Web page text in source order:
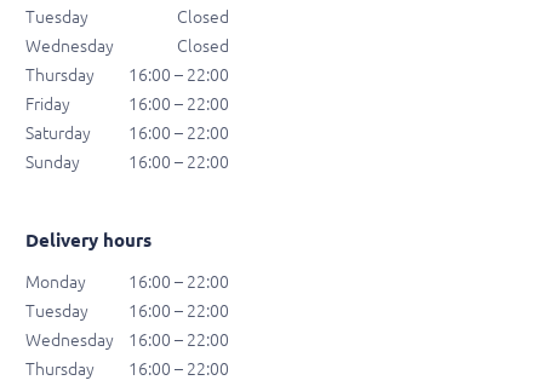
Tuesday
Closed
Wednesday
Closed
Thursday
16:00 – 22:00
Friday
16:00 – 22:00
Saturday
16:00 – 22:00
Sunday
16:00 – 22:00
Delivery hours
Monday
16:00 – 22:00
Tuesday
16:00 – 22:00
Wednesday
16:00 – 22:00
Thursday
16:00 – 22:00